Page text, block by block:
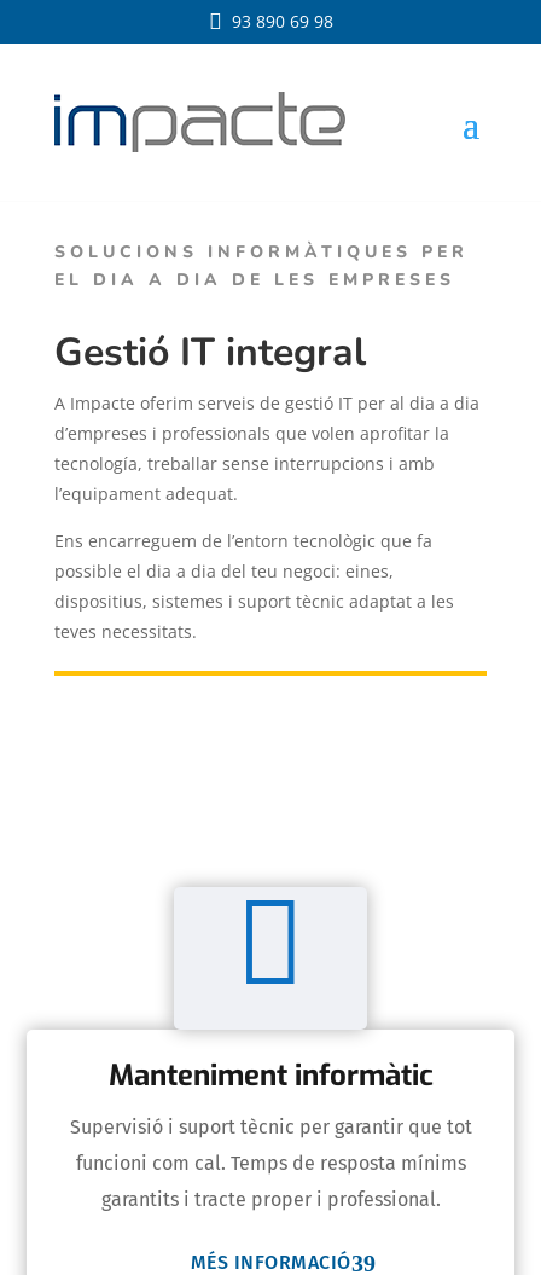
 93 890 69 98
SOLUCIONS INFORMÀTIQUES PER
EL DIA A DIA DE LES EMPRESES
Gestió IT integral
A Impacte oferim serveis de gestió IT per al dia a dia
d’empreses i professionals que volen aprofitar la
tecnología, treballar sense interrupcions i amb
l’equipament adequat.
Ens encarreguem de l’entorn tecnològic que fa
possible el dia a dia del teu negoci: eines,
dispositius, sistemes i suport tècnic adaptat a les
teves necessitats.

Manteniment informàtic
Supervisió i suport tècnic per garantir que tot
funcioni com cal. Temps de resposta mínims
garantits i tracte proper i professional.
MÉS INFORMACIÓ